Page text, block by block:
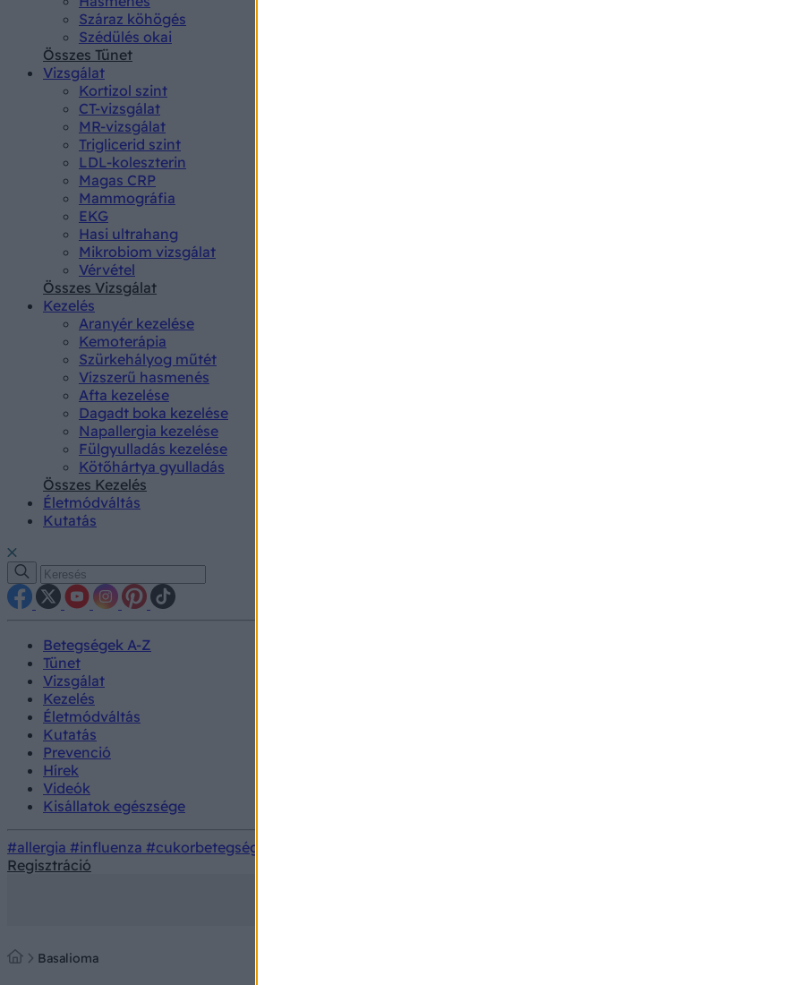
Száraz köhögés
Szédülés okai
Összes Tünet
Vizsgálat
Kortizol szint
CT-vizsgálat
MR-vizsgálat
Triglicerid szint
LDL-koleszterin
Magas CRP
Mammográfia
EKG
Hasi ultrahang
Mikrobiom vizsgálat
Vérvétel
Összes Vizsgálat
Kezelés
Aranyér kezelése
Kemoterápia
Szürkehályog műtét
Vízszerű hasmenés
Afta kezelése
Dagadt boka kezelése
Napallergia kezelése
Fülgyulladás kezelése
Kötőhártya gyulladás
Összes Kezelés
Életmódváltás
Kutatás
Betegségek A-Z
Tünet
Vizsgálat
Kezelés
Életmódváltás
Kutatás
Prevenció
Hírek
Videók
Kisállatok egészsége
#allergia #influenza #cukorbetegség
Regisztráció
Basalioma